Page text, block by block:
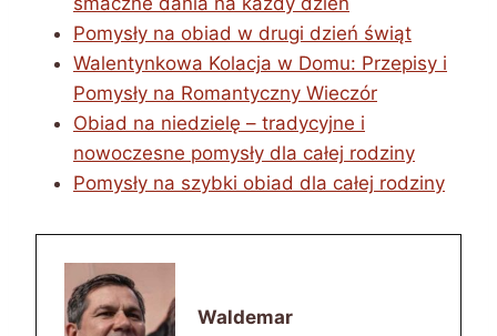
Pomysły na obiad w drugi dzień świąt
Walentynkowa Kolacja w Domu: Przepisy i
Pomysły na Romantyczny Wieczór
Obiad na niedzielę – tradycyjne i
nowoczesne pomysły dla całej rodziny
Pomysły na szybki obiad dla całej rodziny
Waldemar